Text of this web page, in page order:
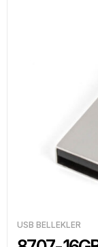
USB BELLEKLER